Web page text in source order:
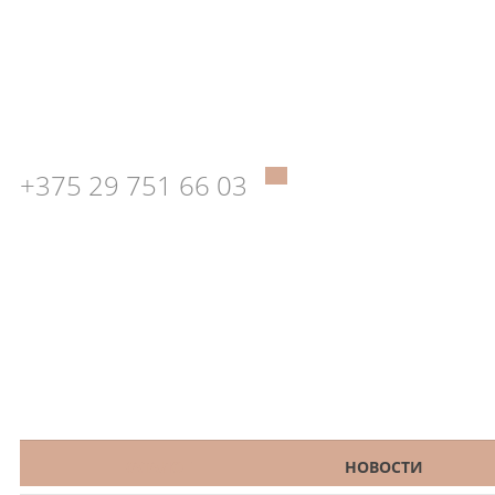
+375 29 751 66 03
НОВОСТИ